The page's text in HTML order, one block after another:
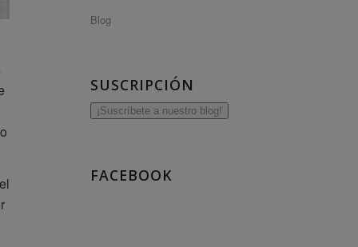
Blog
SUSCRIPCIÓN
¡Suscríbete a nuestro blog!
FACEBOOK